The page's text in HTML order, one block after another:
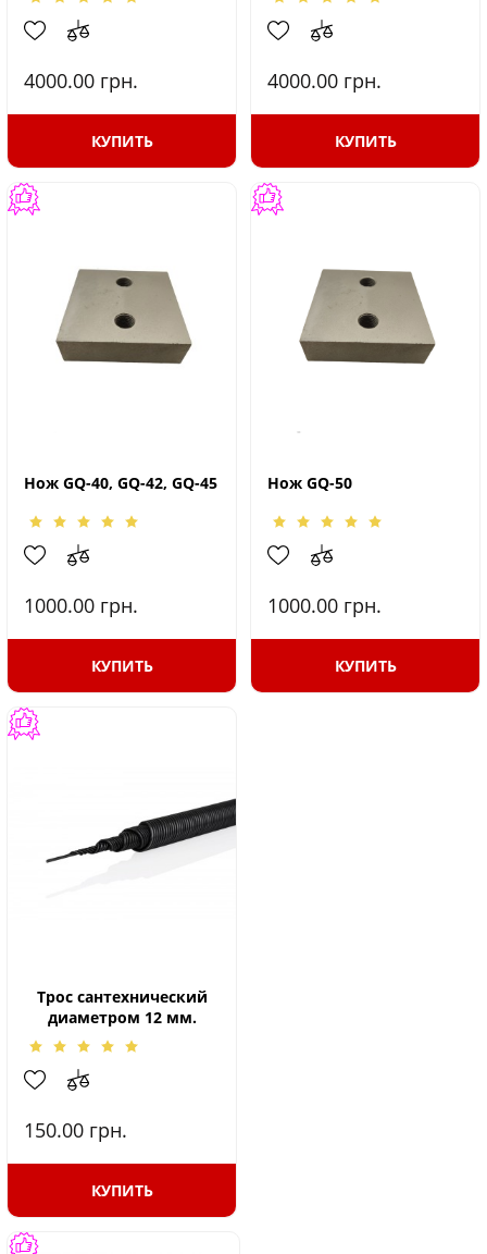
4000.00 грн.
КУПИТЬ
4000.00 грн.
КУПИТЬ
Нож GQ-40, GQ-42, GQ-45
1000.00 грн.
КУПИТЬ
Нож GQ-50
1000.00 грн.
КУПИТЬ
Трос сантехнический
диаметром 12 мм.
150.00 грн.
КУПИТЬ